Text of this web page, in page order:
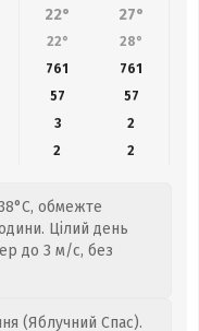
22° 27°
22° 28°
761 761
57
57
3
2
2 2
обмежте
Цілий день
до 3 м/с, без
(Яблучний Спас).